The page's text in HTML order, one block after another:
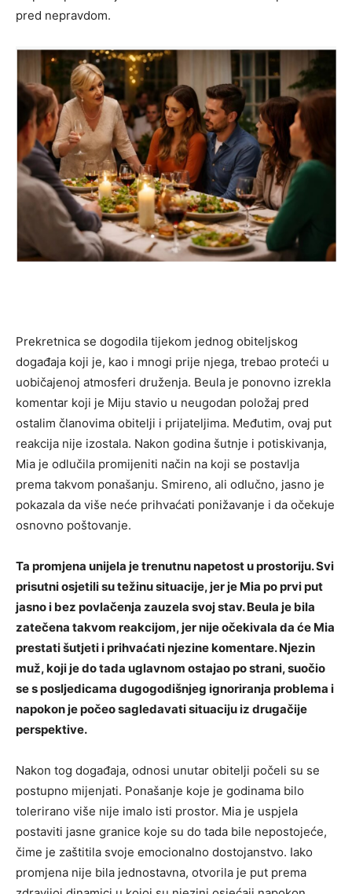
pred nepravdom.
Prekretnica se dogodila tijekom jednog obiteljskog
događaja koji je, kao i mnogi prije njega, trebao proteći u
uobičajenoj atmosferi druženja. Beula je ponovno izrekla
komentar koji je Miju stavio u neugodan položaj pred
ostalim članovima obitelji i prijateljima. Međutim, ovaj put
reakcija nije izostala. Nakon godina šutnje i potiskivanja,
Mia je odlučila promijeniti način na koji se postavlja
prema takvom ponašanju. Smireno, ali odlučno, jasno je
pokazala da više neće prihvaćati ponižavanje i da očekuje
osnovno poštovanje.
Ta promjena unijela je trenutnu napetost u prostoriju. Svi
prisutni osjetili su težinu situacije, jer je Mia po prvi put
jasno i bez povlačenja zauzela svoj stav. Beula je bila
zatečena takvom reakcijom, jer nije očekivala da će Mia
prestati šutjeti i prihvaćati njezine komentare. Njezin
muž, koji je do tada uglavnom ostajao po strani, suočio
se s posljedicama dugogodišnjeg ignoriranja problema i
napokon je počeo sagledavati situaciju iz drugačije
perspektive.
Nakon tog događaja, odnosi unutar obitelji počeli su se
postupno mijenjati. Ponašanje koje je godinama bilo
tolerirano više nije imalo isti prostor. Mia je uspjela
postaviti jasne granice koje su do tada bile nepostojeće,
čime je zaštitila svoje emocionalno dostojanstvo. Iako
promjena nije bila jednostavna, otvorila je put prema